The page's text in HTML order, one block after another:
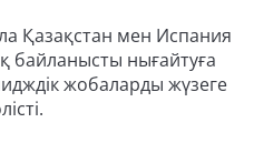
Қазақстан мен Испания
байланысты нығайтуға
жобаларды жүзеге